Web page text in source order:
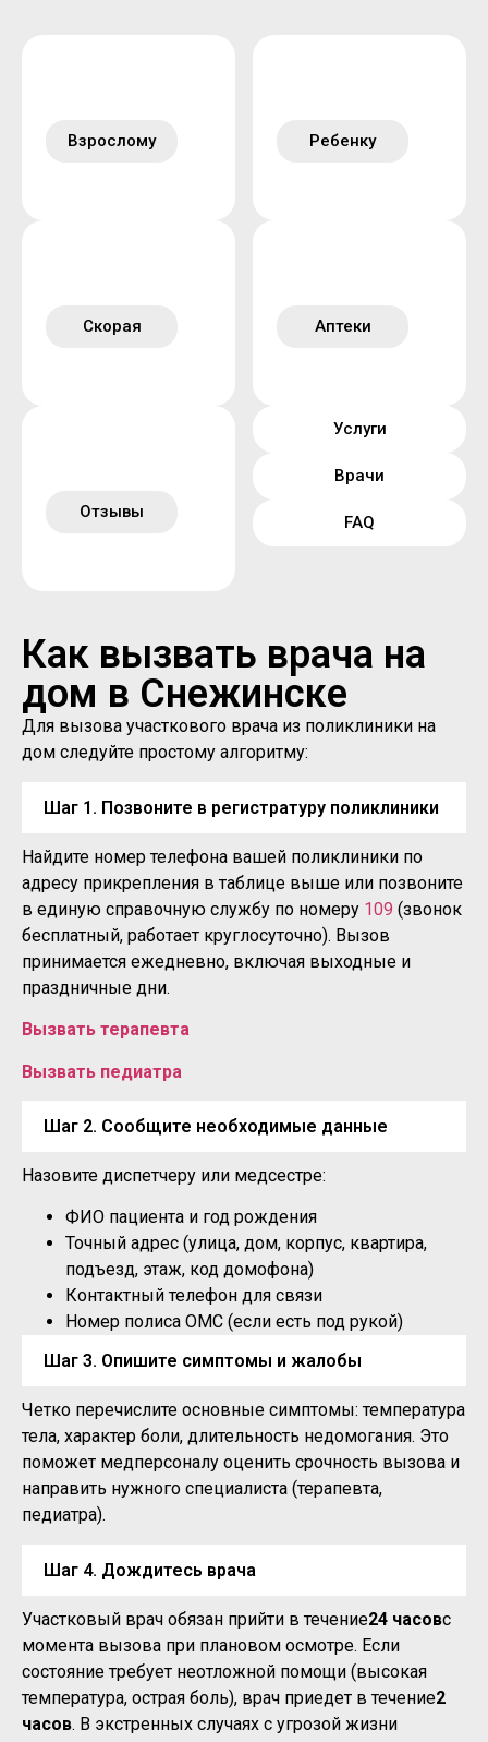
Взрослому Ребенку
Скорая Аптеки
Отзывы
Услуги
Врачи
FAQ
Как вызвать врача на
дом в Снежинске
Для вызова участкового врача из поликлиники на
дом следуйте простому алгоритму:
Шаг 1. Позвоните в регистратуру поликлиники
Найдите номер телефона вашей поликлиники по
адресу прикрепления в таблице выше или позвоните
в единую справочную службу по номеру 109 (звонок
бесплатный, работает круглосуточно). Вызов
принимается ежедневно, включая выходные и
праздничные дни.
Вызвать терапевта
Вызвать педиатра
Шаг 2. Сообщите необходимые данные
Назовите диспетчеру или медсестре:
ФИО пациента и год рождения
Точный адрес (улица, дом, корпус, квартира,
подъезд, этаж, код домофона)
Контактный телефон для связи
Номер полиса ОМС (если есть под рукой)
Шаг 3. Опишите симптомы и жалобы
Четко перечислите основные симптомы: температура
тела, характер боли, длительность недомогания. Это
поможет медперсоналу оценить срочность вызова и
направить нужного специалиста (терапевта,
педиатра).
Шаг 4. Дождитесь врача
Участковый врач обязан прийти в течение24 часовс
момента вызова при плановом осмотре. Если
состояние требует неотложной помощи (высокая
температура, острая боль), врач приедет в течение2
часов. В экстренных случаях с угрозой жизни